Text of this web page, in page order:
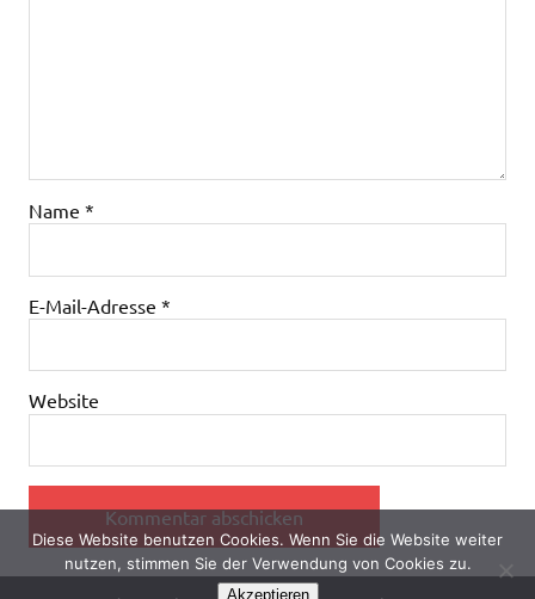
Name *
E-Mail-Adresse *
Website
Diese Website benutzen Cookies. Wenn Sie die Website weiter
nutzen, stimmen Sie der Verwendung von Cookies zu.
Akzeptieren